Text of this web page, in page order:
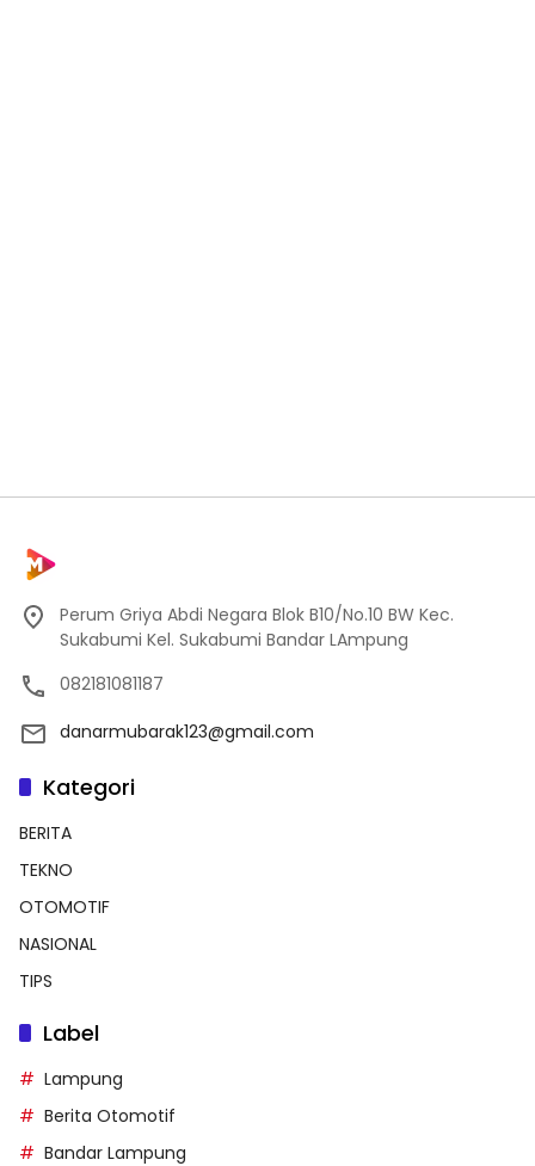
Perum Griya Abdi Negara Blok B10/No.10 BW Kec.
Sukabumi Kel. Sukabumi Bandar LAmpung
082181081187
danarmubarak123@gmail.com
Kategori
BERITA
TEKNO
OTOMOTIF
NASIONAL
TIPS
Label
Lampung
Berita Otomotif
Bandar Lampung